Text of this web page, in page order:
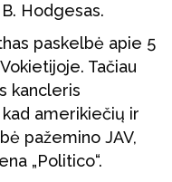
Hodgesas.
paskelbė apie 5
Tačiau
kancleris
amerikiečių ir
pažemino JAV,
„Politico“.